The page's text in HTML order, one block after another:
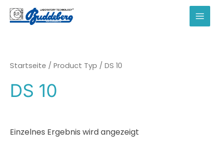
Zum
Inhalt
springen
Startseite / Product Typ / DS 10
DS 10
Einzelnes Ergebnis wird angezeigt